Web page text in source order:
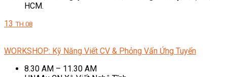
HCM.
13 TH.08
WORKSHOP: Kỹ Năng Viết CV & Phỏng Vấn Ứng Tuyển
8.30 AM – 11.30 AM